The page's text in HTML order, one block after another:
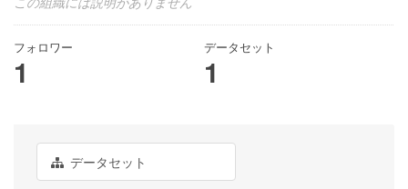
フォロワー
1
データセット
1
データセット